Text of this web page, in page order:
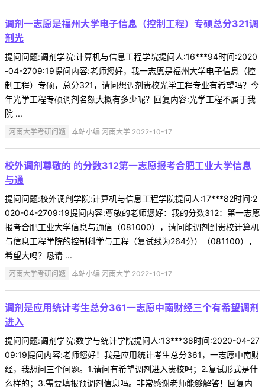
调剂一志愿是福州大学电子信息（控制工程）专硕总分321调
剂光
提问问题:调剂学院:计算机与信息工程学院提问人:16***94时间:2020
-04-2709:19提问内容:老师您好，我一志愿是福州大学电子信息（控
制工程）专硕，总分321，请问想调剂贵校光学工程专业有希望吗？今
年光学工程专硕调剂名额大概有多少呢？回复内容:光学工程不属于我
院 ...
河南大学考研问题 本站小编 河南大学 2022-10-17
校外调剂尊敬的 的分数312第一志愿报考合肥工业大学信息
与通
提问问题:校外调剂学院:计算机与信息工程学院提问人:17***82时间:2
020-04-2709:19提问内容:尊敬的老师您好：我的分数312：第一志愿
报考合肥工业大学信息与通信（081000），请问能调剂到贵校计算机
与信息工程学院的控制科学与工程（复试线为264分）（081100），
希望大吗？恳请 ...
河南大学考研问题 本站小编 河南大学 2022-10-17
调剂是应用统计考生总分361一志愿中南财经三个有希望调剂
进入
提问问题:调剂学院:数学与统计学院提问人:13***38时间:2020-04-27
09:19提问内容:老师您好！我是应用统计考生总分361，一志愿中南财
经，我想问三个问题。1.请问有希望调剂进入贵校吗；2.复试形式是什
么样的；3.需要填报预调剂信息吗。非常感谢老师能够解答！回复内